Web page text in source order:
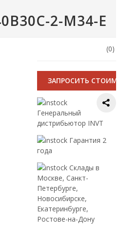
2-M34-E
(0)
ЗАПРОСИТЬ
Генеральный
дистрибьютор INVT
Гарантия 2
года
Склады в
Москве, Санкт-
Петербурге,
Новосибирске,
Екатеринбурге,
Ростове-на-Дону